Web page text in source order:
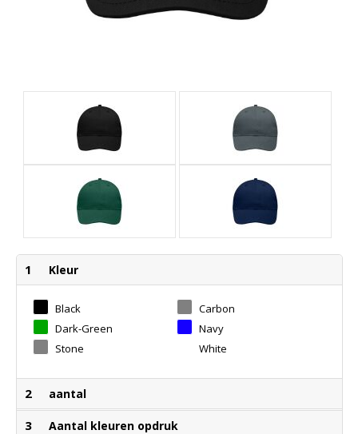
1 Kleur
Black
Carbon
Dark-Green
Navy
Stone
White
2 aantal
3 Aantal kleuren opdruk